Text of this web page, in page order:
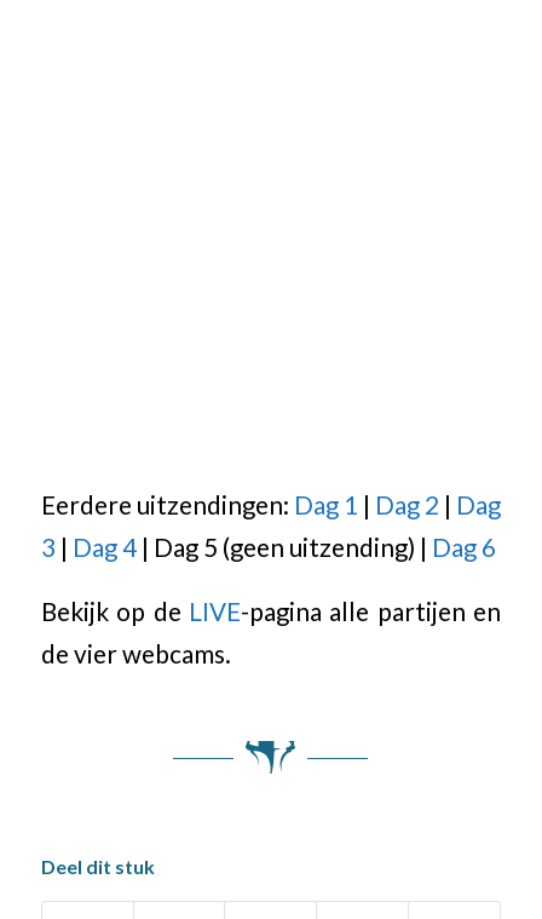
Eerdere uitzendingen: Dag 1 | Dag 2 | Dag
3 | Dag 4| Dag 5 (geen uitzending) | Dag 6
Bekijk op de LIVE-pagina alle partijen en
de vier webcams.
Deel dit stuk